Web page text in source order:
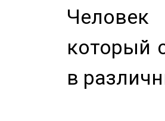
Человек
который
в